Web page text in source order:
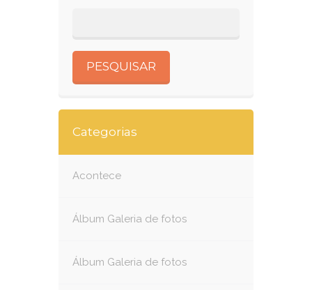
Categorias
Acontece
Álbum Galeria de fotos
Álbum Galeria de fotos